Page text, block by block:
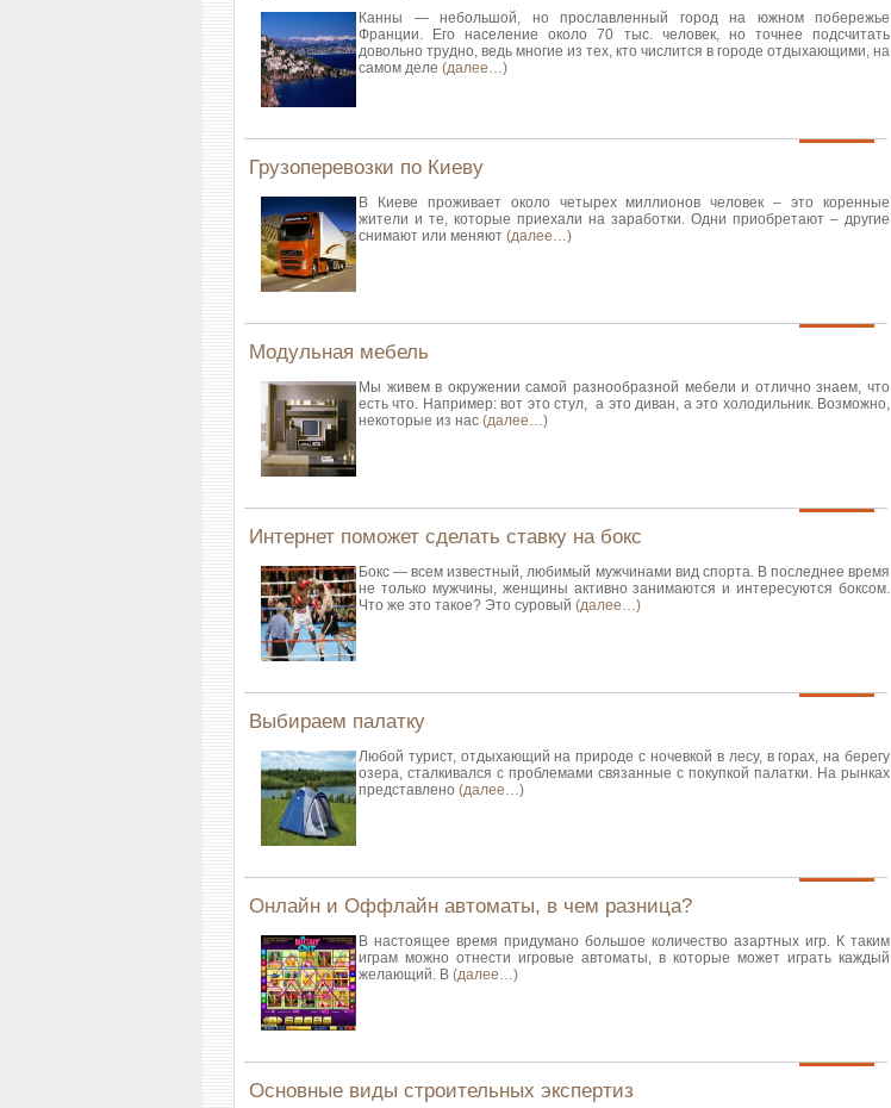
Канны — небольшой, но прославленный город на южном побережье
Франции. Его население около 70 тыс. человек, но точнее подсчитать
довольно трудно, ведь многие из тех, кто числится в городе отдыхающими, на
самом деле (далее…)
Грузоперевозки по Киеву
В Киеве проживает около четырех миллионов человек – это коренные
жители и те, которые приехали на заработки. Одни приобретают – другие
снимают или меняют (далее…)
Модульная мебель
Мы живем в окружении самой разнообразной мебели и отлично знаем, что
есть что. Например: вот это стул, а это диван, а это холодильник. Возможно,
некоторые из нас (далее…)
Интернет поможет сделать ставку на бокс
Бокс — всем известный, любимый мужчинами вид спорта. В последнее время
не только мужчины, женщины активно занимаются и интересуются боксом.
Что же это такое? Это суровый (далее…)
Выбираем палатку
Любой турист, отдыхающий на природе с ночевкой в лесу, в горах, на берегу
озера, сталкивался с проблемами связанные с покупкой палатки. На рынках
представлено (далее…)
Онлайн и Оффлайн автоматы, в чем разница?
В настоящее время придумано большое количество азартных игр. К таким
играм можно отнести игровые автоматы, в которые может играть каждый
желающий. В (далее…)
Основные виды строительных экспертиз